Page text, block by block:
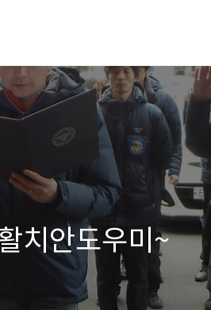
치안도우미~